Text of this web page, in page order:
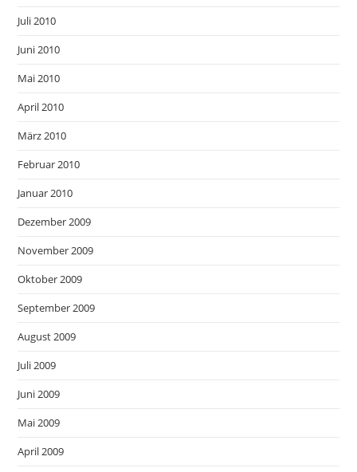
Juli 2010
Juni 2010
Mai 2010
April 2010
März 2010
Februar 2010
Januar 2010
Dezember 2009
November 2009
Oktober 2009
September 2009
August 2009
Juli 2009
Juni 2009
Mai 2009
April 2009